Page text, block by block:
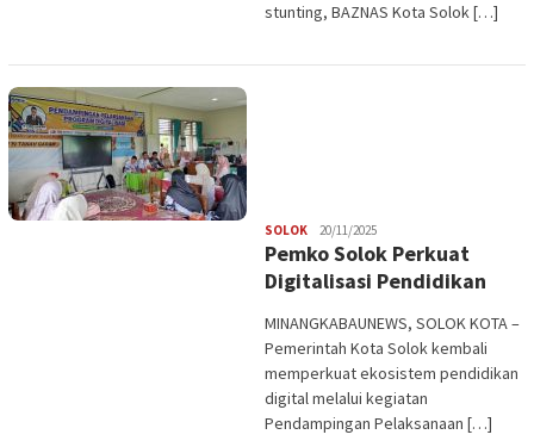
stunting, BAZNAS Kota Solok […]
SOLOKRedaksi
20/11/2025
Pemko Solok Perkuat
Digitalisasi Pendidikan
MINANGKABAUNEWS, SOLOK KOTA –
Pemerintah Kota Solok kembali
memperkuat ekosistem pendidikan
digital melalui kegiatan
Pendampingan Pelaksanaan […]